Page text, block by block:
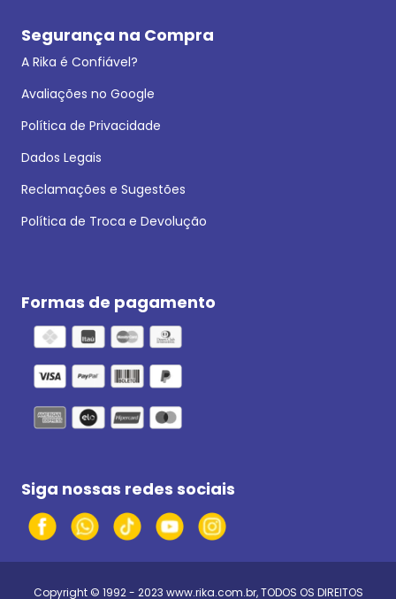
Segurança na Compra
A Rika é Confiável?
Avaliações no Google
Política de Privacidade
Dados Legais
Reclamações e Sugestões
Política de Troca e Devolução
Formas de pagamento
Siga nossas redes sociais
Copyright © 1992 - 2023 www.rika.com.br, TODOS OS DIREITOS